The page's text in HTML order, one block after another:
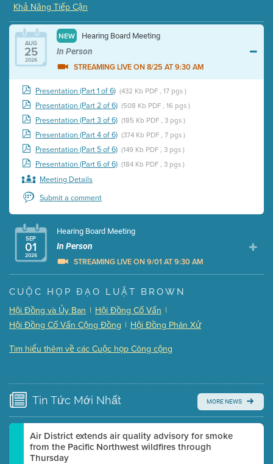
Khả Năng Tiếp Cận
AUG
25
2026
NEW Hearing Board Meeting
In Person
STREAMING LIVE ON 8/25 AT 9:30 AM
Presentation (Part 1 of 6) (432 Kb PDF , 17 pgs )
Presentation (Part 2 of 6) (508 Kb PDF , 16 pgs )
Presentation (Part 3 of 6) (185 Kb PDF , 3 pgs )
Presentation (Part 4 of 6) (374 Kb PDF , 7 pgs )
Presentation (Part 5 of 6) (149 Kb PDF , 3 pgs )
Presentation (Part 6 of 6) (184 Kb PDF , 3 pgs )
Meeting Details
Submit a comment
SEP
01
2026
Hearing Board Meeting
In Person
STREAMING LIVE ON 9/01 AT 9:30 AM
Presentation (Part 1 of 3) (5 Mb PDF , 87 pgs )
Presentation (Part 2 of 3) (121 Kb PDF , 2 pgs )
Presentation (Part 3 of 3) (168 Kb PDF , 3 pgs )
Submit a comment
time.
Watch for real-time closed captioning with agenda
Learn more
CUỘC HỌP ĐẠO LUẬT BROWN
Hội Đồng và Ủy Ban | Hội Đồng Cố Vấn |
Hội Đồng Cố Vấn Cộng Đồng | Hội Đồng Phân Xử
Tìm hiểu thêm về các Cuộc họp Công cộng
Tin Tức Mới Nhất MORE NEWS
Air District extends air quality advisory for smoke
from the Pacific Northwest wildfires through
Thursday